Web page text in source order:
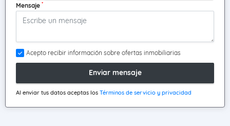
Mensaje *
Acepto recibir información sobre ofertas inmobiliarias
Enviar mensaje
Al enviar tus datos aceptas los Términos de servicio y privacidad